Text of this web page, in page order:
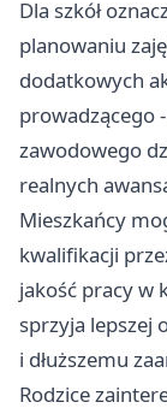
Dla szkół
planowaniu
dodatkowych
prowadzącego
zawodowego
realnych
Mieszkańcy
kwalifikacji
jakość pracy w
sprzyja lepszej
i dłuższemu
Rodzice